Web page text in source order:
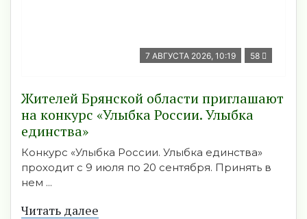
7 АВГУСТА 2026, 10:19 58
Жителей Брянской области приглашают
на конкурс «Улыбка России. Улыбка
единства»
Конкурс «Улыбка России. Улыбка единства»
проходит с 9 июля по 20 сентября. Принять в
нем ...
Читать далее